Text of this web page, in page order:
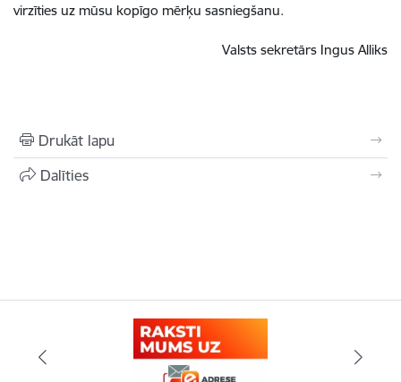
virzīties uz mūsu kopīgo mērķu sasniegšanu.
Valsts sekretārs Ingus Alliks
Drukāt lapu
Dalīties